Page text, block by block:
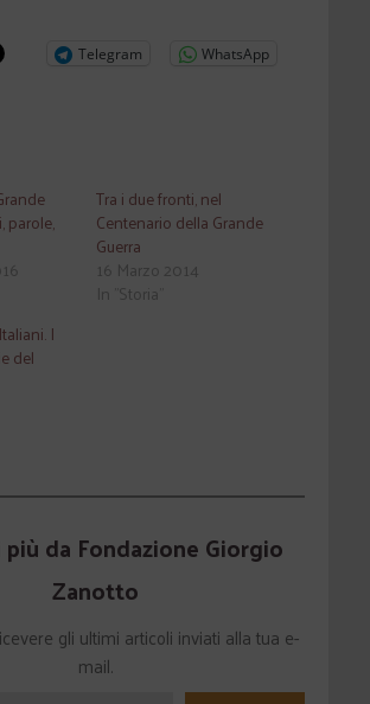
Telegram WhatsApp
parole,
Tra i due fronti, nel
Centenario della Grande
Guerra
16 Marzo 2014
In "Storia"
I
del
da Fondazione Giorgio
Zanotto
gli ultimi articoli inviati alla tua e-
mail.